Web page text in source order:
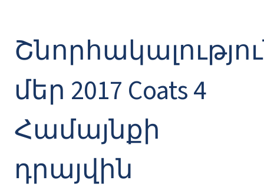
մեր 2017 Coats 4
Համայնքի
դրայվին